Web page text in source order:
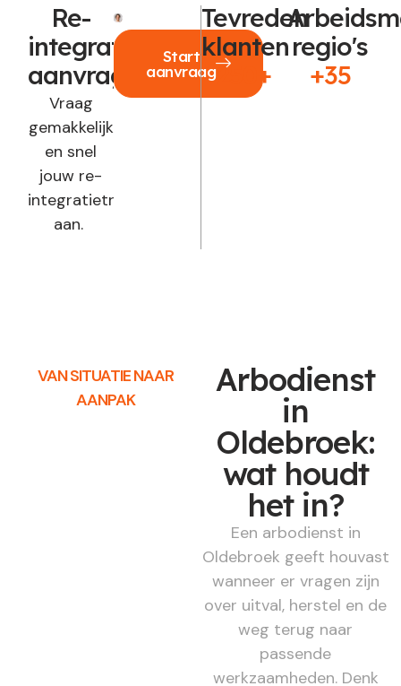
Re-
integratie
aanvragen?
Vraag
gemakkelijk
en snel
jouw re-
integratietraject
aan.
Start
aanvraag
Tevreden
klanten
250+
regio's
+35
VAN SITUATIE NAAR
AANPAK
Arbodienst
in
Oldebroek:
wat houdt
het in?
Een arbodienst in
Oldebroek geeft houvast
wanneer er vragen zijn
over uitval, herstel en de
weg terug naar
passende
werkzaamheden. Denk